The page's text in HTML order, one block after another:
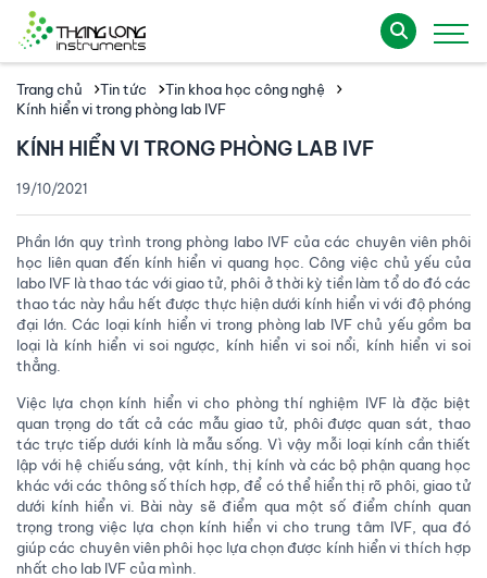
Trang chủ Tin tức
Tin khoa học công nghệ
Kính hiển vi trong phòng lab IVF
KÍNH HIỂN VI TRONG PHÒNG LAB IVF
19/10/2021
Phần lớn quy trình trong phòng labo IVF của các chuyên viên phôi
học liên quan đến kính hiển vi quang học. Công việc chủ yếu của
labo IVF là thao tác với giao tử, phôi ở thời kỳ tiền làm tổ do đó các
thao tác này hầu hết được thực hiện dưới kính hiển vi với độ phóng
đại lớn. Các loại kính hiển vi trong phòng lab IVF chủ yếu gồm ba
loại là kính hiển vi soi ngược, kính hiển vi soi nổi, kính hiển vi soi
thẳng.
Việc lựa chọn kính hiển vi cho phòng thí nghiệm IVF là đặc biệt
quan trọng do tất cả các mẫu giao tử, phôi được quan sát, thao
tác trực tiếp dưới kính là mẫu sống. Vì vậy mỗi loại kính cần thiết
lập với hệ chiếu sáng, vật kính, thị kính và các bộ phận quang học
khác với các thông số thích hợp, để có thể hiển thị rõ phôi, giao tử
dưới kính hiển vi. Bài này sẽ điểm qua một số điểm chính quan
trọng trong việc lựa chọn kính hiển vi cho trung tâm IVF, qua đó
giúp các chuyên viên phôi học lựa chọn được kính hiển vi thích hợp
nhất cho lab IVF của mình.